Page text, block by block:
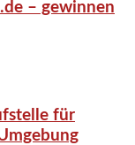
– gewinnen
für